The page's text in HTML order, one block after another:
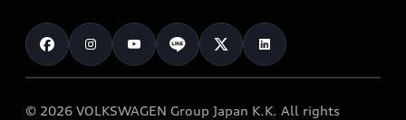
カタログ一覧
車検 / 定期点検
e-tronアフターサポート
クオリティ
保証
メンテナンス
お知らせ
オーナー様向けキャンペーン
© 2026 VOLKSWAGEN Group Japan K.K. All rights